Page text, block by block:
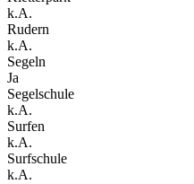
k.A.
Rudern
k.A.
Segeln
Ja
Segelschule
k.A.
Surfen
k.A.
Surfschule
k.A.